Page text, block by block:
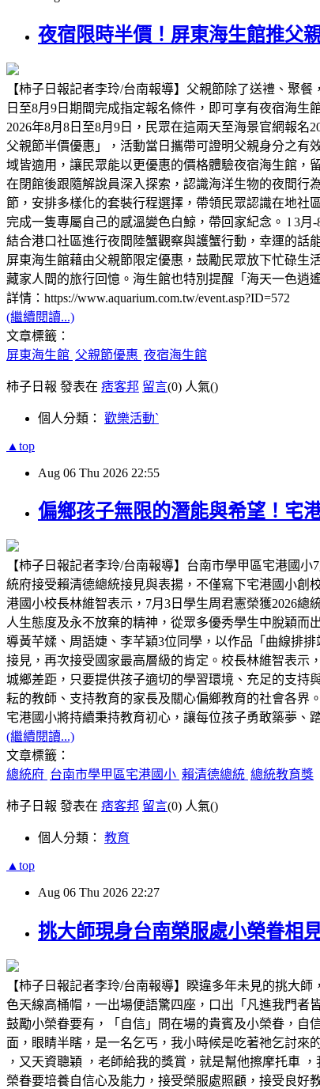
夜宿限時半價！屏東海生館推父
【柿子日報記者李玲/台南報導】父親節除了送禮、聚
日至8月9日期間完成指定報名條件，即可享有夜宿海
2026年8月8日至8月9日，民眾在這兩天至海景官網報名
父親節半價優惠」，活動當日攜帶可證明父親身分之有
域皆適用，讓民眾能以更優惠的價格體驗夜宿海生館，
在閉館後跟隨解說員深入探索，認識海洋生物的夜間行
節，安排多樣化的套裝行程選擇，帶領民眾認識在地社
完成一隻專屬自己的感溫變色白鯨，帶回家紀念。 l 3
結合港口社區進行夜間陸蟹觀察與護蟹行動，幸運的話
屏東海生館藉由父親節限定優惠，鼓勵民眾放下忙碌生
藏家人間的旅行回憶。海生館也特別提醒「海天一色逍
詳情：https://www.aquarium.com.tw/event.asp?ID=572
(繼續閱讀...)
文章標籤：
屏東海生館 父親節優惠 夜宿海生館
柿子日報 發表在 痞客邦 留言(0) 人氣()
個人分類： 歡樂活動ˋ
▲top
Aug 06 Thu 2026 22:55
偏鄉孩子無限的潛能與希望！宅
【柿子日報記者李玲/台南報導】台南市學甲區宅港國
統府接受賴清德總統接見與表揚，不僅寫下宅港國小創
港國小校長林維智表示，7月3日學生周君憲榮獲2026
人生態度及永不放棄的精神，從眾多優秀學生中脫穎而
導黃芊媃、周語婕、李芊穎3位同學，以作品「曲線排
接見，再次接受國家最高層級的肯定。校長林維智表示
城鄉差距，只要提供孩子適切的學習環境、充足的支持
耘的教師、支持教育的家長及關心偏鄉教育的社會各界
宅港國小將持續秉持教育初心，讓每位孩子勇敢築夢、
(繼續閱讀...)
文章標籤：
總統府 台南市學甲區宅港國小 賴清德總統 總統教育獎
柿子日報 發表在 痞客邦 留言(0) 人氣()
個人分類： 教育
▲top
Aug 06 Thu 2026 22:27
挑大師現身台南榮服處小榮眷相
【柿子日報記者李玲/台南報導】睽違多年未見的挑大
色天線高桶帽，一出場便語驚四座，口出「凡進我門者
鼓勵小榮眷要有，「自信」問在場的貴賓及小榮眷，自
面，眼睛半瞎，是一名乞丐，我小時候是吃著祂乞討來
，又天資聰穎 ，老師給我的獎賞，就是幫他擦摩托車
榮眷要培養自信心及能力，接受榮服處照顧，接受良好